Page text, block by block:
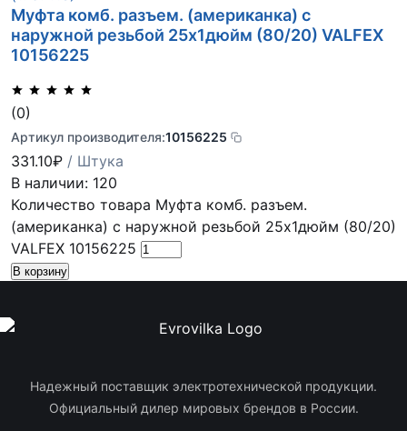
Муфта комб. разъем. (американка) с
наружной резьбой 25х1дюйм (80/20) VALFEX
10156225
(0)
Артикул производителя:10156225
331.10₽ / Штука
В наличии: 120
Количество товара Муфта комб. разъем.
(американка) с наружной резьбой 25х1дюйм (80/20)
VALFEX 10156225
В корзину
Надежный поставщик электротехнической продукции.
Официальный дилер мировых брендов в России.